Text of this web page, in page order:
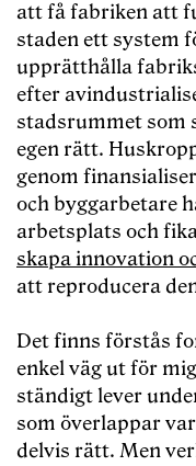
att få fabriken att
staden ett system
upprätthålla
efter
stadsrummet som
egen rätt.
genom
och byggarbetare
arbetsplats och
skapa innovation
att reproducera
Det finns förstås
enkel väg ut för
ständigt lever
som överlappar
delvis rätt. Men